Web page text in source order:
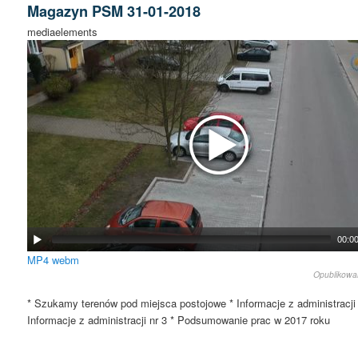
Magazyn PSM 31-01-2018
mediaelements
MP4 webm
* Szukamy terenów pod miejsca postojowe * Informacje z
Informacje z administracji nr 3 * Podsumowanie prac w 2017 roku